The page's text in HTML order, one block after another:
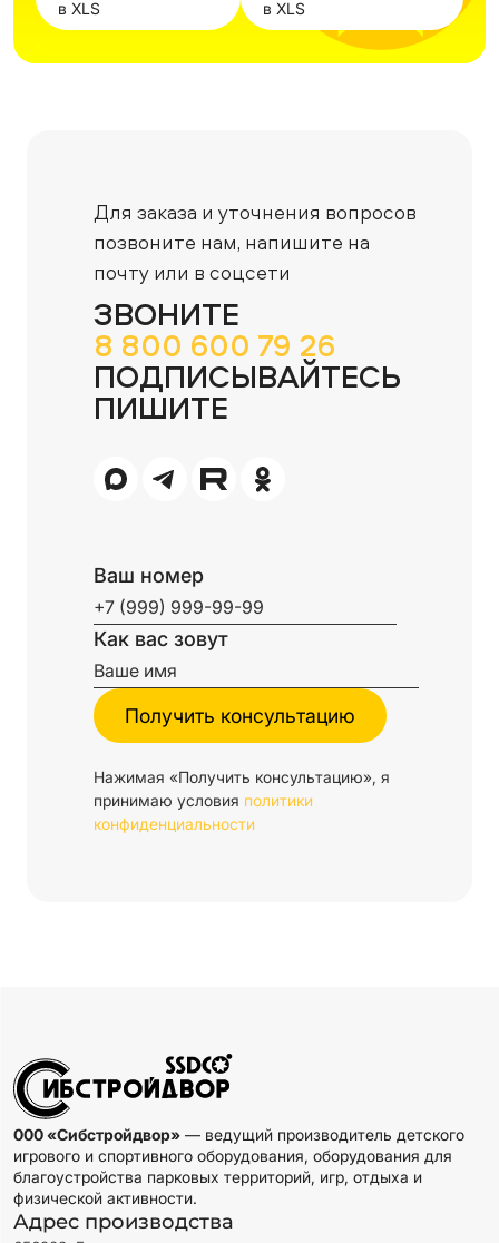
в XLS в XLS
Для заказа и уточнения вопросов
позвоните нам, напишите на
почту или в соцсети
ЗВОНИТЕ
8 800 600 79 26
ПОДПИСЫВАЙТЕСЬ
ПИШИТЕ
Ваш номер
Как вас зовут
Нажимая «Получить консультацию», я
принимаю условия политики
конфиденциальности
000 «Сибстройдвор» — ведущий производитель детского
игрового и спортивного оборудования, оборудования для
благоустройства парковых территорий, игр, отдыха и
физической активности.
Адрес производства